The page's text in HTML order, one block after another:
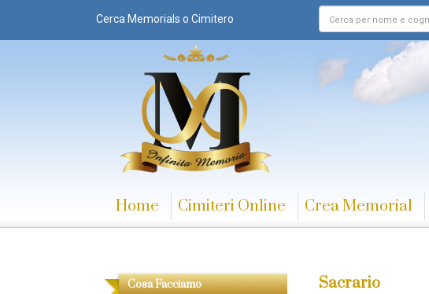
Cerca Memorials o Cimitero
Home Cimiteri Online Crea Memorial
Cosa Facciamo Sacrario